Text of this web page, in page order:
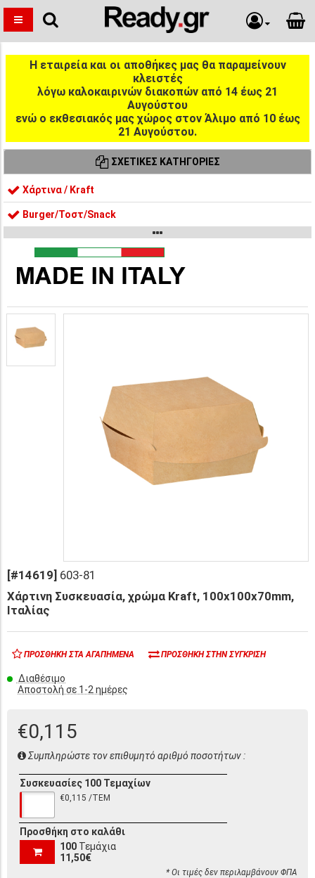
Η εταιρεία και οι αποθήκες μας θα παραμείνουν
κλειστές
λόγω καλοκαιρινών διακοπών από 14 έως 21
Αυγούστου
ενώ ο εκθεσιακός μας χώρος στον Άλιμο από 10 έως
21 Αυγούστου.
ΣΧΕΤΙΚΈΣ ΚΑΤΗΓΟΡΊΕΣ
Χάρτινα / Kraft
Burger/Τοστ/Snack
[#14619] 603-81
Xάρτινη Συσκευασία, χρώμα Kraft, 100x100x70mm,
Ιταλίας
ΠΡΟΣΘΉΚΗ ΣΤΑ ΑΓΑΠΗΜΈΝΑ ΠΡΟΣΘΉΚΗ ΣΤΗΝ ΣΎΓΚΡΙΣΗ
Διαθέσιμο
Αποστολή σε 1-2 ημέρες
€0,115
Συμπληρώστε τον επιθυμητό αριθμό ποσοτήτων :
Συσκευασίες 100 Τεμαχίων
€0,115 /ΤΕΜ
Προσθήκη στο καλάθι
100 Τεμάχια
11,50€
* Οι τιμές δεν περιλαμβάνουν ΦΠΑ